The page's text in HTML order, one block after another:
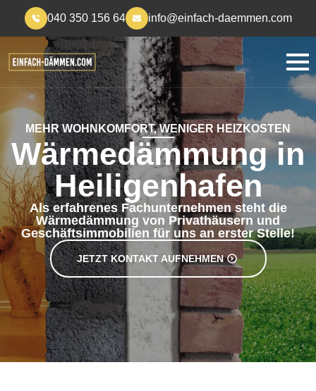
040 350 156 64 info@einfach-daemmen.com
MEHR WOHNKOMFORT, WENIGER HEIZKOSTEN
Wärmedämmung in
Heiligenhafen
Als erfahrenes Fachunternehmen steht die
Wärmedämmung von Privathäusern und
Geschäftsimmobilien für uns an erster Stelle!
JETZT KONTAKT AUFNEHMEN